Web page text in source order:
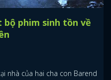
bộ phim sinh tồn về
nhà của hai cha con Barend